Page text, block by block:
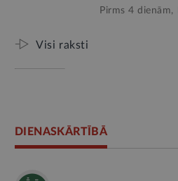
Pirms 4 dienām,
Visi raksti
DIENASKĀRTĪBĀ